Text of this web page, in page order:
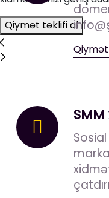
Qiymət təklifi al